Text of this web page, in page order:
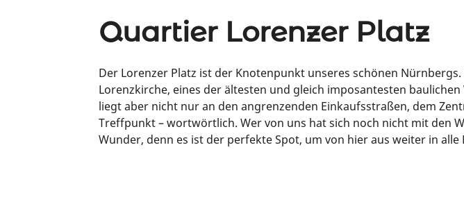
Quartier Lorenzer Platz
Der Lorenzer Platz ist der Knotenpunkt unseres schönen
Lorenzkirche, eines der ältesten und gleich imposantesten
liegt aber nicht nur an den angrenzenden Einkaufsstraßen, dem
Treffpunkt – wortwörtlich. Wer von uns hat sich noch nicht mit den
Wunder, denn es ist der perfekte Spot, um von hier aus weiter in